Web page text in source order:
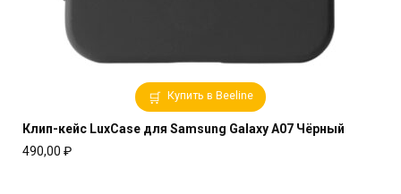
Купить в Beeline
Клип-кейс LuxCase для Samsung Galaxy A07 Чёрный
490,00 ₽